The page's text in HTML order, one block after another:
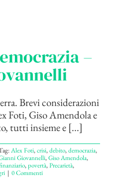
–
Brevi considerazioni
Foti, Giso Amendola e
tutti insieme e [...]
Alex Foti,crisi,debito,democrazia,
Giovannelli,Giso Amendola,
,povertà,Precarietà,
| 0 Commenti